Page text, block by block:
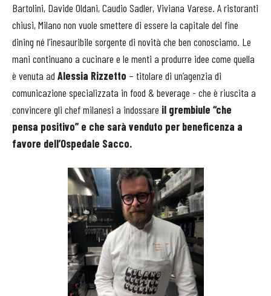
Bartolini, Davide Oldani, Caudio Sadler, Viviana Varese. A ristoranti
chiusi, Milano non vuole smettere di essere la capitale del fine
dining né l’inesauribile sorgente di novità che ben conosciamo. Le
mani continuano a cucinare e le menti a produrre idee come quella
è venuta ad Alessia Rizzetto – titolare di un’agenzia di
comunicazione specializzata in food & beverage - che è riuscita a
convincere gli chef milanesi a indossare il grembiule “che
pensa positivo” e che sarà venduto per beneficenza a
favore dell’Ospedale Sacco.